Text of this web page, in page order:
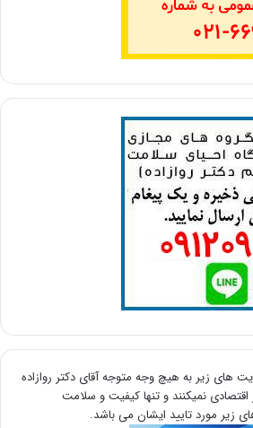
های زیر به هیچ وجه متوجه آقای دکتر روازاده
نمیکنند و تنها کیفیت و سلامت
زیر مورد تایید ایشان می باشد.